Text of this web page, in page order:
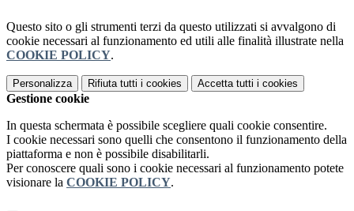
Questo sito o gli strumenti terzi da questo utilizzati si avvalgono di
cookie necessari al funzionamento ed utili alle finalità illustrate nella
COOKIE POLICY.
Personalizza Rifiuta tutti i cookies Accetta tutti i cookies
Gestione cookie
In questa schermata è possibile scegliere quali cookie consentire.
I cookie necessari sono quelli che consentono il funzionamento della
piattaforma e non è possibile disabilitarli.
Per conoscere quali sono i cookie necessari al funzionamento potete
visionare la COOKIE POLICY.